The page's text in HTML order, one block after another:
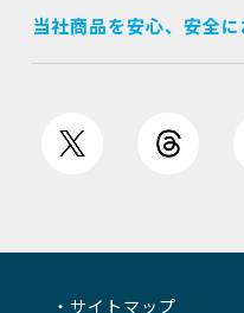
当社商品を安心、安全
サイトマップ